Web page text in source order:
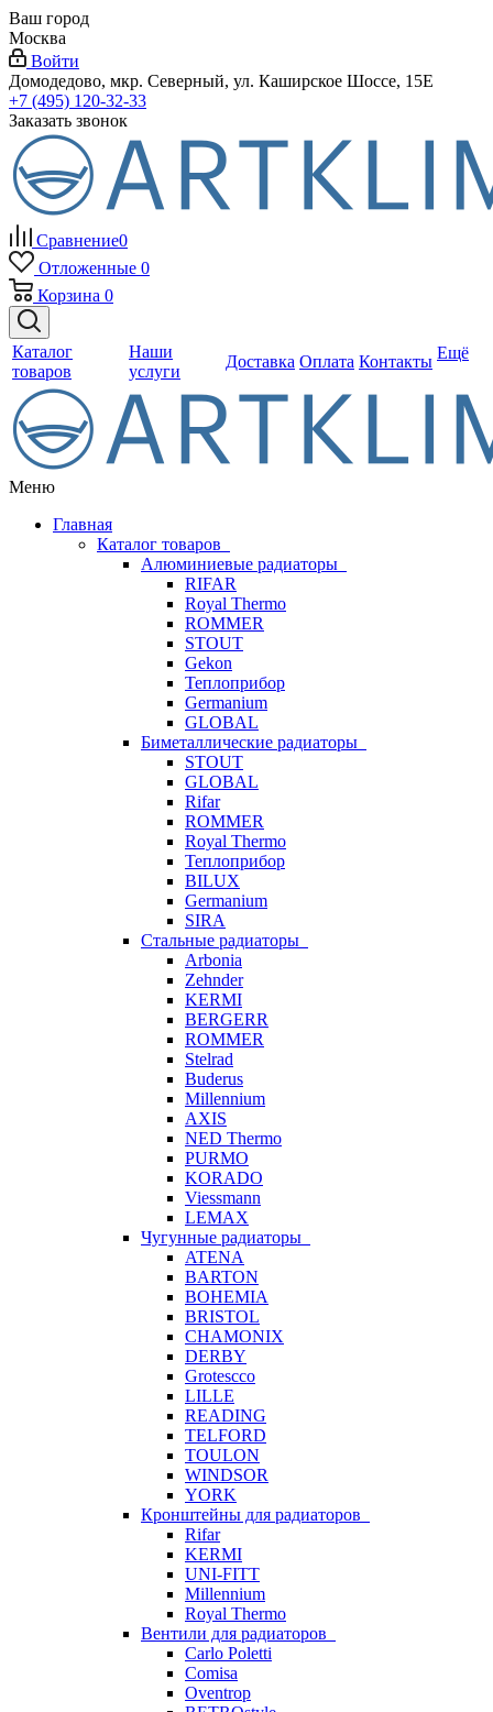
Ваш город
Москва
Войти
Домодедово, мкр. Северный, ул. Каширское Шоссе, 15Е
+7 (495) 120-32-33
Заказать звонок
Сравнение0
Отложенные 0
Корзина 0
Каталог
товаров
Наши
услуги
Доставка Оплата Контакты Ещё
Меню
Главная
Каталог товаров
Алюминиевые радиаторы
RIFAR
Royal Thermo
ROMMER
STOUT
Gekon
Теплоприбор
Germanium
GLOBAL
Биметаллические радиаторы
STOUT
GLOBAL
Rifar
ROMMER
Royal Thermo
Теплоприбор
BILUX
Germanium
SIRA
Стальные радиаторы
Arbonia
Zehnder
KERMI
BERGERR
ROMMER
Stelrad
Buderus
Millennium
AXIS
NED Thermo
PURMO
KORADO
Viessmann
LEMAX
Чугунные радиаторы
ATENA
BARTON
BOHEMIA
BRISTOL
CHAMONIX
DERBY
Grotescco
LILLE
READING
TELFORD
TOULON
WINDSOR
YORK
Кронштейны для радиаторов
Rifar
KERMI
UNI-FITT
Millennium
Royal Thermo
Вентили для радиаторов
Carlo Poletti
Comisa
Oventrop